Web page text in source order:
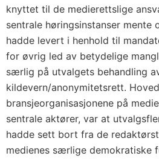
knyttet til de medierettslige
sentrale høringsinstanser mente
hadde levert i henhold til
for øvrig led av betydelige
særlig på utvalgets behandling
kildevern/anonymitetsrett.
bransjeorganisasjonene på
sentrale aktører, var at
hadde sett bort fra de
medienes særlige demokratiske